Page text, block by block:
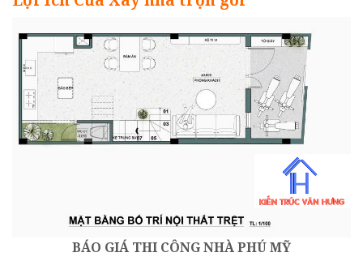
BÁO GIÁ THI CÔNGNHÀ PHÚ MỸ